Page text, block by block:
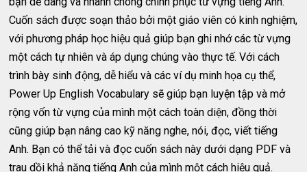
Cuốn sách được soạn thảo bởi một giáo viên có kinh nghiệm,
với phương pháp học hiệu quả giúp bạn ghi nhớ các từ vựng
một cách tự nhiên và áp dụng chúng vào thực tế. Với cách
trình bày sinh động, dễ hiểu và các ví dụ minh họa cụ thể,
Power Up English Vocabulary sẽ giúp bạn luyện tập và mở
rộng vốn từ vựng của mình một cách toàn diện, đồng thời
cũng giúp bạn nâng cao kỹ năng nghe, nói, đọc, viết tiếng
Anh. Bạn có thể tải và đọc cuốn sách này dưới dạng PDF và
trau dồi khả năng tiếng Anh của mình một cách hiệu quả.